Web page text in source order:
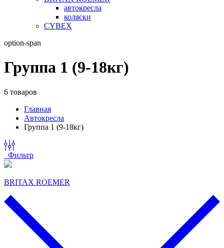
автокресла
коляски
CYBEX
option-span
Группа 1 (9-18кг)
6 товаров
Главная
Автокресла
Группа 1 (9-18кг)
Фильтр
BRITAX ROEMER